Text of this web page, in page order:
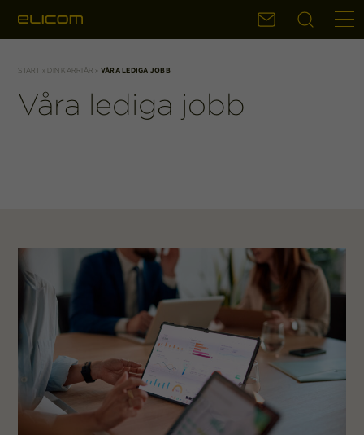
KontaktSök
START » DIN KARRIÄR » VÅRA LEDIGA JOBB
Våra lediga jobb